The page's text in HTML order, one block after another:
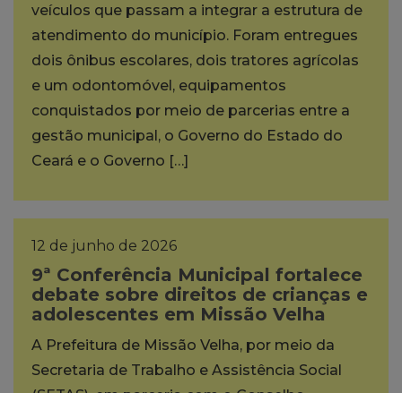
veículos que passam a integrar a estrutura de
atendimento do município. Foram entregues
dois ônibus escolares, dois tratores agrícolas
e um odontomóvel, equipamentos
conquistados por meio de parcerias entre a
gestão municipal, o Governo do Estado do
Ceará e o Governo […]
12 de junho de 2026
9ª Conferência Municipal fortalece
debate sobre direitos de crianças e
adolescentes em Missão Velha
A Prefeitura de Missão Velha, por meio da
Secretaria de Trabalho e Assistência Social